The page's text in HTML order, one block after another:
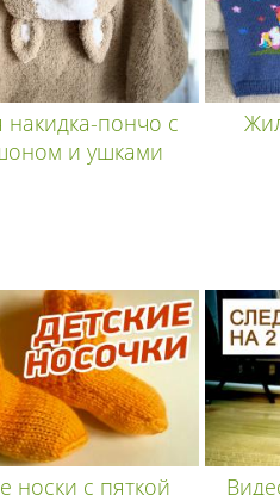
накидка-пончо с
и ушками
носки с пяткой